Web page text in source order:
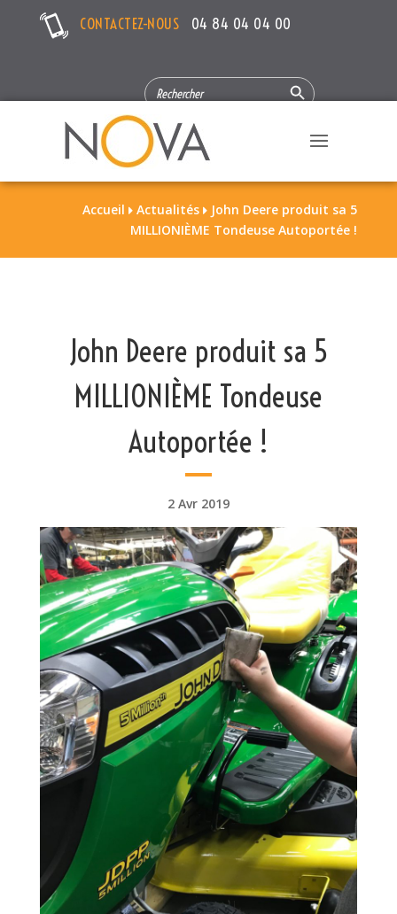
CONTACTEZ-NOUS 04 84 04 04 00
SEARCH
FOR:
Search Button
Accueil  Actualités  John Deere produit sa 5
MILLIONIÈME Tondeuse Autoportée !
John Deere produit sa 5
MILLIONIÈME Tondeuse
Autoportée !
2 Avr 2019